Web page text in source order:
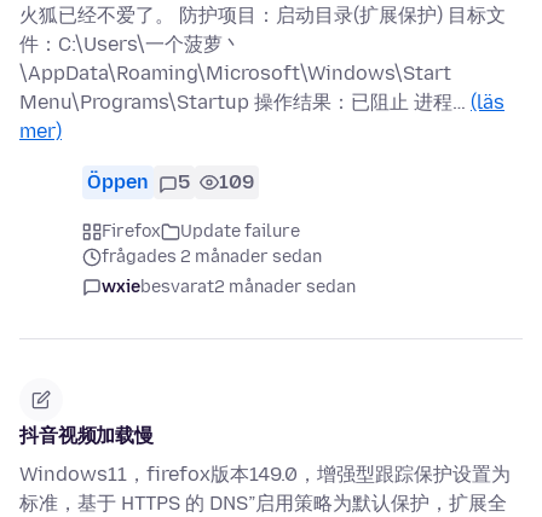
火狐已经不爱了。 防护项目：启动目录(扩展保护) 目标文
件：C:\Users\一个菠萝丶
\AppData\Roaming\Microsoft\Windows\Start
Menu\Programs\Startup 操作结果：已阻止 进程… (läs
mer)
Öppen 5 109
Firefox
Update failure
frågades 2 månader sedan
wxiebesvarat2 månader sedan
抖音视频加载慢
Windows11，firefox版本149.0，增强型跟踪保护设置为
标准，基于 HTTPS 的 DNS”启用策略为默认保护，扩展全